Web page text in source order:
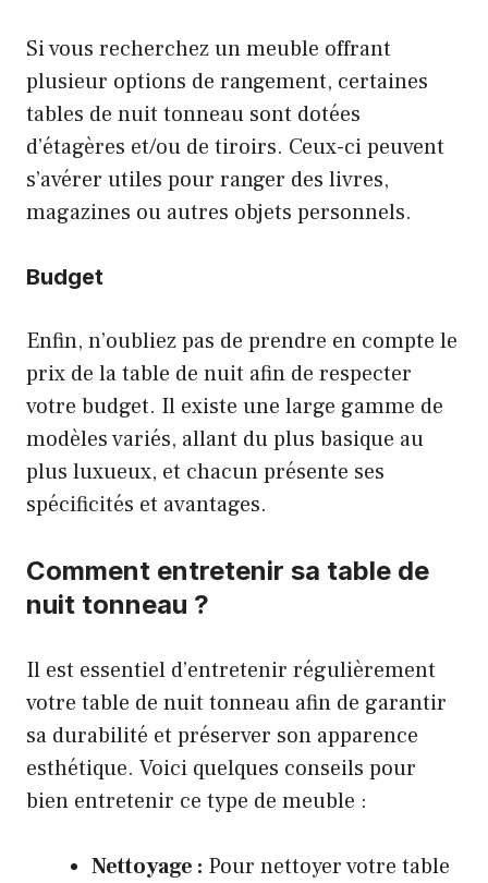
Si vous recherchez un meuble offrant
plusieur options de rangement, certaines
tables de nuit tonneau sont dotées
d’étagères et/ou de tiroirs. Ceux-ci peuvent
s’avérer utiles pour ranger des livres,
magazines ou autres objets personnels.
Budget
Enfin, n’oubliez pas de prendre en compte le
prix de la table de nuit afin de respecter
votre budget. Il existe une large gamme de
modèles variés, allant du plus basique au
plus luxueux, et chacun présente ses
spécificités et avantages.
Comment entretenir sa table de
nuit tonneau ?
Il est essentiel d’entretenir régulièrement
votre table de nuit tonneau afin de garantir
sa durabilité et préserver son apparence
esthétique. Voici quelques conseils pour
bien entretenir ce type de meuble :
Nettoyage : Pour nettoyer votre table